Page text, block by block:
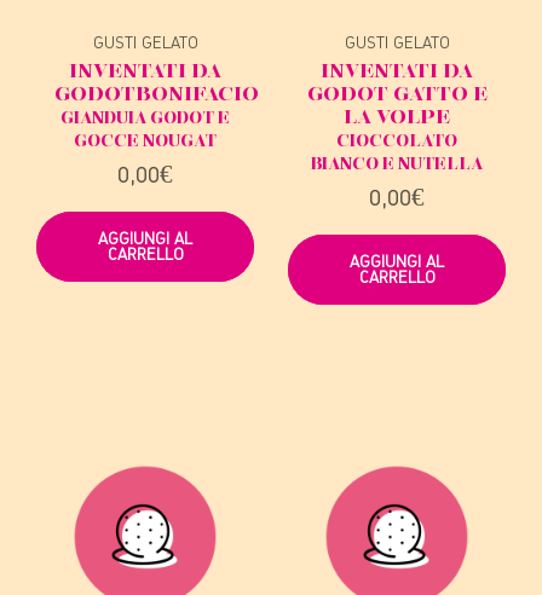
GUSTI GELATO
INVENTATI DA
GODOTBONIFACIO
GIANDUIA GODOT E
GOCCE NOUGAT
0,00€
AGGIUNGI AL
CARRELLO
GUSTI GELATO
INVENTATI DA
GODOTGATTO E
LA VOLPE
CIOCCOLATO
BIANCO E NUTELLA
0,00€
AGGIUNGI AL
CARRELLO